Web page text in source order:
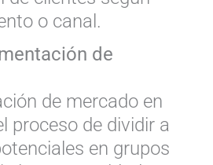
o canal.
de
de mercado en
proceso de dividir a
en grupos